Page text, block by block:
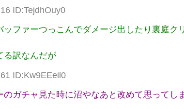
ID:TejdhOuy0
ファーつっこんでダメージ出したり裏庭ク
る訳なんだが
ID:Kw9EEeil0
ガチャ見た時に沼やなあと改めて思ってし